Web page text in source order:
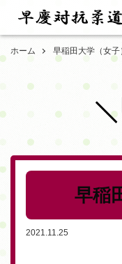
ホーム 早稲田大学（女子
早稲
2021.11.25